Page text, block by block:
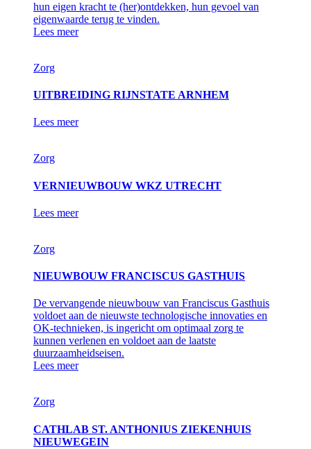
hun eigen kracht te (her)ontdekken, hun gevoel van
eigenwaarde terug te vinden.
Lees meer
Zorg
UITBREIDING RIJNSTATE ARNHEM
Lees meer
Zorg
VERNIEUWBOUW WKZ UTRECHT
Lees meer
Zorg
NIEUWBOUW FRANCISCUS GASTHUIS
De vervangende nieuwbouw van Franciscus Gasthuis
voldoet aan de nieuwste technologische innovaties en
OK-technieken, is ingericht om optimaal zorg te
kunnen verlenen en voldoet aan de laatste
duurzaamheidseisen.
Lees meer
Zorg
CATHLAB ST. ANTHONIUS ZIEKENHUIS
NIEUWEGEIN